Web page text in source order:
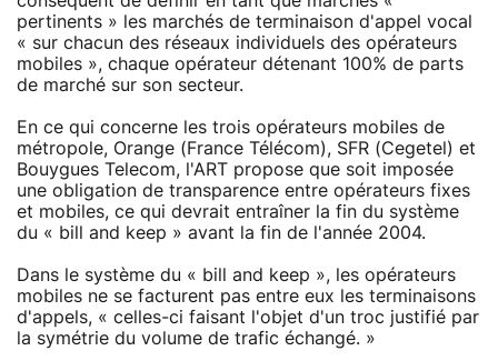
pertinents » les marchés de terminaison d'appel vocal
« sur chacun des réseaux individuels des opérateurs
mobiles », chaque opérateur détenant 100% de parts
de marché sur son secteur.
En ce qui concerne les trois opérateurs mobiles de
métropole, Orange (France Télécom), SFR (Cegetel) et
Bouygues Telecom, l'ART propose que soit imposée
une obligation de transparence entre opérateurs fixes
et mobiles, ce qui devrait entraîner la fin du système
du « bill and keep » avant la fin de l'année 2004.
Dans le système du « bill and keep », les opérateurs
mobiles ne se facturent pas entre eux les terminaisons
d'appels, « celles-ci faisant l'objet d'un troc justifié par
la symétrie du volume de trafic échangé. »